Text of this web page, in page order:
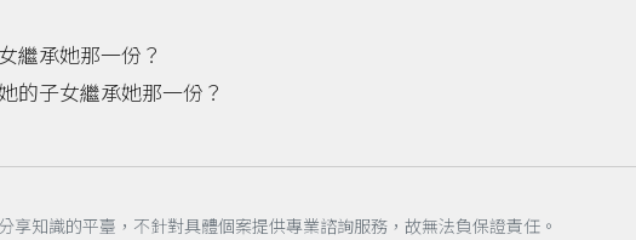
繼承她那一份？
的子女繼承她那一份？
享知識的平臺，不針對具體個案提供專業諮詢服務，故無法負保證責任。